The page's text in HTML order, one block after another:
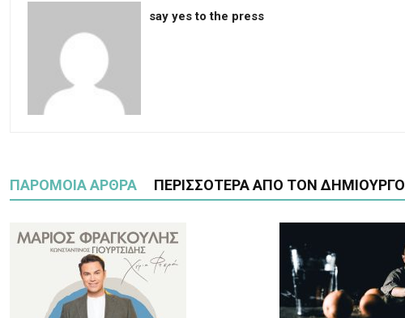
say yes to the press
ΠΑΡΟΜΟΙΑ ΑΡΘΡΑ ΠΕΡΙΣΣΟΤΕΡΑ ΑΠΟ ΤΟΝ ΔΗΜΙΟΥΡΓΟ